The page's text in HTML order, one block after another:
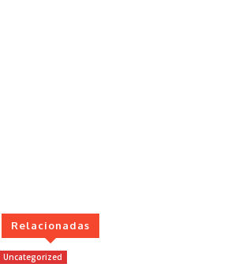
Relacionadas
Uncategorized